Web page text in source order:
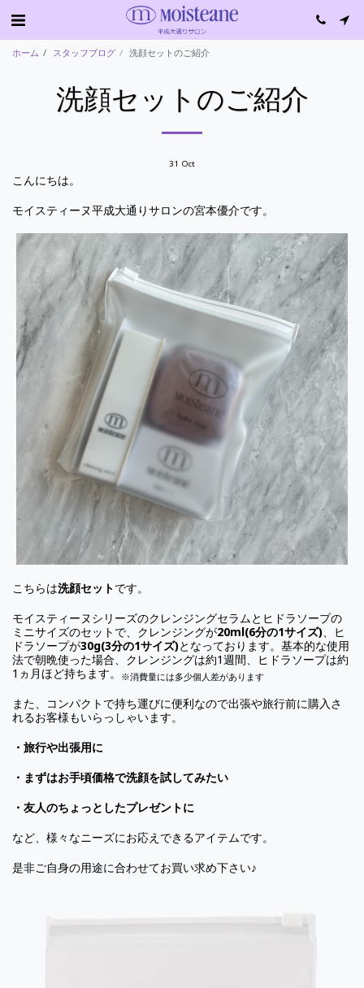
ホーム スタッフブログ 洗顔セットのご紹介
洗顔セットのご紹介
31 Oct
こんにちは。
モイスティーヌ平成大通りサロンの宮本優介です。
こちらは洗顔セットです。
モイスティーヌシリーズのクレンジングセラムとヒドラソープの
ミニサイズのセットで、クレンジングが20ml(6分の1サイズ)、ヒ
ドラソープが30g(3分の1サイズ)となっております。基本的な使用
法で朝晩使った場合、クレンジングは約1週間、ヒドラソープは約
1ヵ月ほど持ちます。
※消費量には多少個人差があります
また、コンパクトで持ち運びに便利なので出張や旅行前に購入さ
れるお客様もいらっしゃいます。
・旅行や出張用に
・まずはお手頃価格で洗顔を試してみたい
・友人のちょっとしたプレゼントに
など、様々なニーズにお応えできるアイテムです。
是非ご自身の用途に合わせてお買い求め下さい♪